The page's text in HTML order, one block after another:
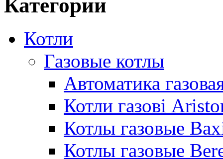
Категории
Котли
Газовые котлы
Автоматика
Котли газові
Котлы газовые
Котлы газовые